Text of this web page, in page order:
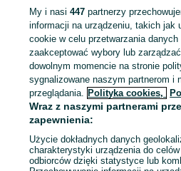
KATEGORIA
ID:1003675931
Zadzwoń / SMS
My i nasi447 partnerzy
informacji na urządzeniu, takich jak
cookie w celu przetwarzania
zaakceptować wybory lub
dowolnym momencie na stronie
sygnalizowane naszym partnerom i
przeglądania. Polityka cookies,
Wraz z naszymi partnerami
zapewnienia:
Użycie dokładnych danych
charakterystyki urządzenia do
odbiorców dzięki statystyce lub